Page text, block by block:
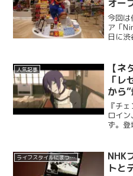
オー
今回
ア「
日に渋
人気記事
【
「
から
くす
『チ
ロイ
ず。
デンジ
る存在
ライフスタイルにまつわる記事
NHK
トと